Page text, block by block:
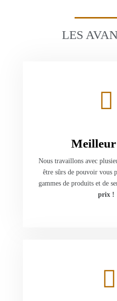
LES
Nous travaillons avec
être sûrs de pouvoir vous
gammes de produits et de
prix !